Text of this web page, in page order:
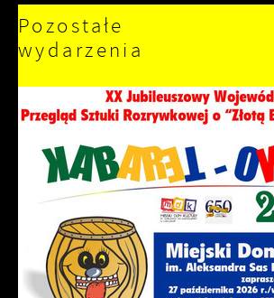
Pozostałe
wydarzenia